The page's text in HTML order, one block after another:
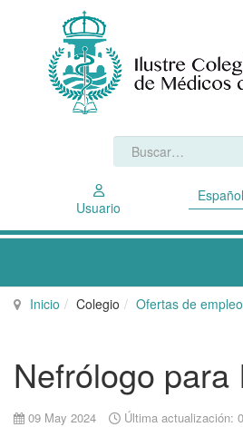
Usuario
Español
Inicio Colegio Ofertas de empleo
Nefrólogo para
09 May 2024 Última actualización: